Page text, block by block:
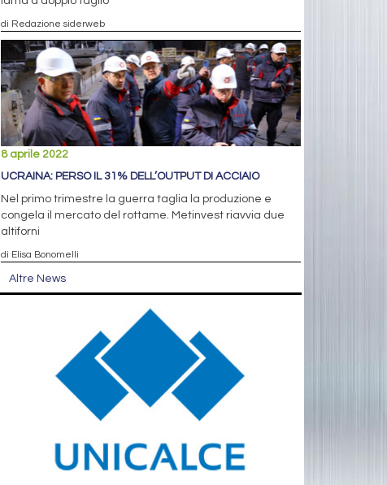
di Redazione siderweb
8 aprile 2022
UCRAINA: PERSO IL 31% DELL’OUTPUT DI ACCIAIO
Nel primo trimestre la guerra taglia la produzione e
congela il mercato del rottame. Metinvest riavvia due
altiforni
di Elisa Bonomelli
Altre News